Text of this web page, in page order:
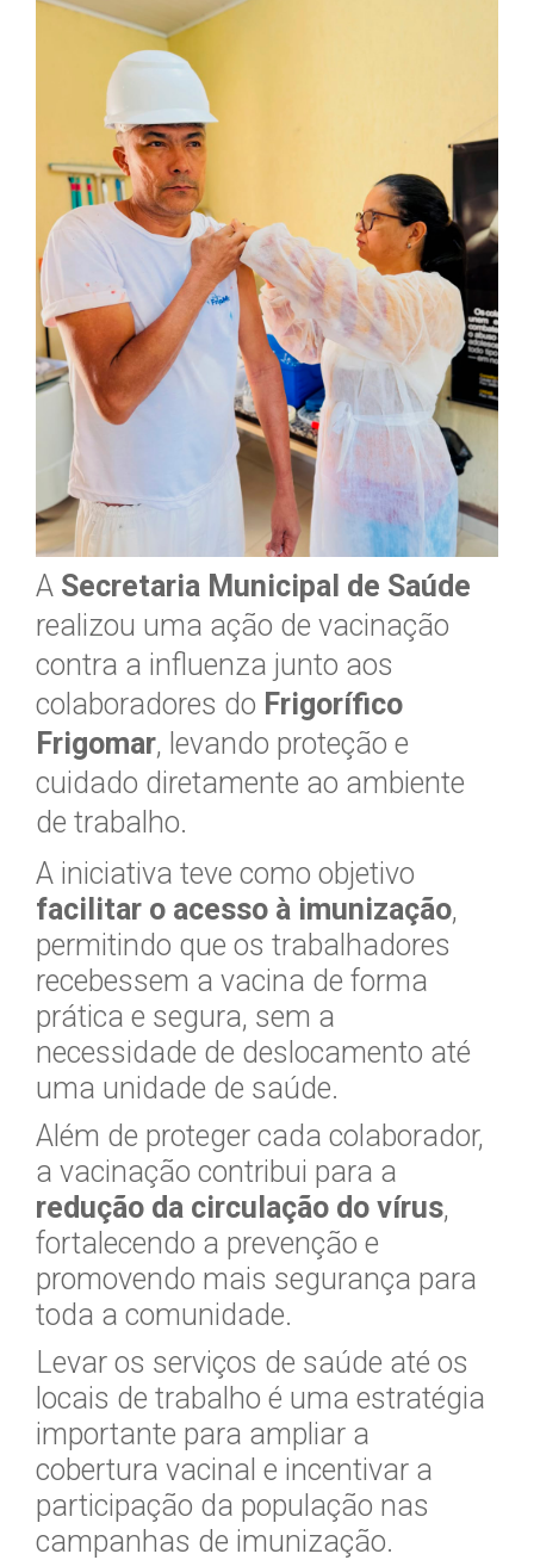
A Secretaria Municipal de Saúde
realizou uma ação de vacinação
contra a influenza junto aos
colaboradores do Frigorífico
Frigomar, levando proteção e
cuidado diretamente ao ambiente
de trabalho.
A iniciativa teve como objetivo
facilitar o acesso à imunização,
permitindo que os trabalhadores
recebessem a vacina de forma
prática e segura, sem a
necessidade de deslocamento até
uma unidade de saúde.
Além de proteger cada colaborador,
a vacinação contribui para a
redução da circulação do vírus,
fortalecendo a prevenção e
promovendo mais segurança para
toda a comunidade.
Levar os serviços de saúde até os
locais de trabalho é uma estratégia
importante para ampliar a
cobertura vacinal e incentivar a
participação da população nas
campanhas de imunização.